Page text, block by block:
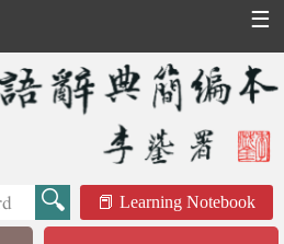
☰
Learning Notebook